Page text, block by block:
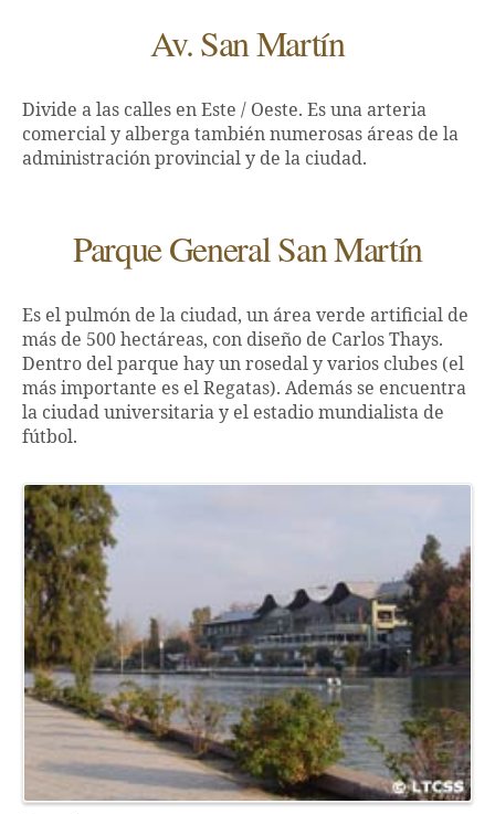
Av. San Martín
Divide a las calles en Este / Oeste. Es una arteria
comercial y alberga también numerosas áreas de la
administración provincial y de la ciudad.
Parque General San Martín
Es el pulmón de la ciudad, un área verde artificial de
más de 500 hectáreas, con diseño de Carlos Thays.
Dentro del parque hay un rosedal y varios clubes (el
más importante es el Regatas). Además se encuentra
la ciudad universitaria y el estadio mundialista de
fútbol.